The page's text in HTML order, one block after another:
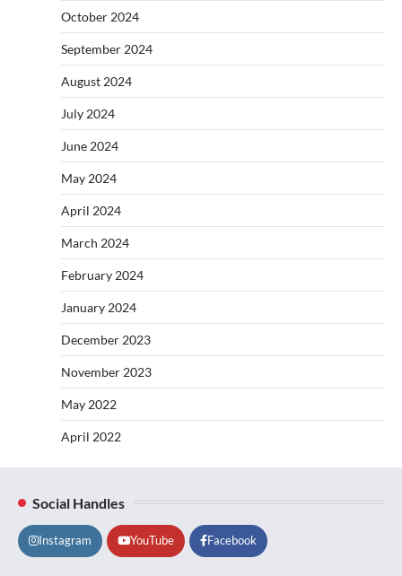
October 2024
September 2024
August 2024
July 2024
June 2024
May 2024
April 2024
March 2024
February 2024
January 2024
December 2023
November 2023
May 2022
April 2022
Social Handles
Instagram YouTube Facebook